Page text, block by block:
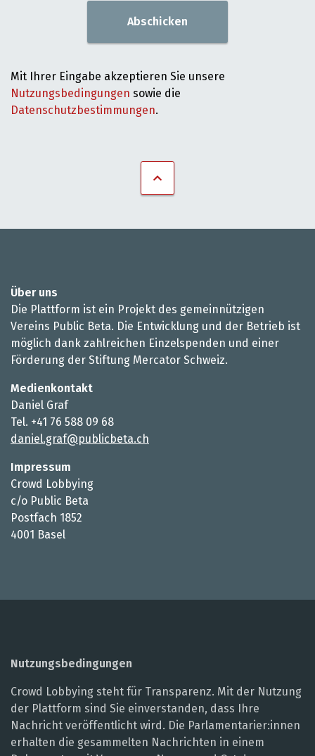
Abschicken
Mit Ihrer Eingabe akzeptieren Sie unsere
Nutzungsbedingungen sowie die
Datenschutzbestimmungen.
Über uns
Die Plattform ist ein Projekt des gemeinnützigen
Vereins Public Beta. Die Entwicklung und der Betrieb ist
möglich dank zahlreichen Einzelspenden und einer
Förderung der Stiftung Mercator Schweiz.
Medienkontakt
Daniel Graf
Tel. +41 76 588 09 68
daniel.graf@publicbeta.ch
Impressum
Crowd Lobbying
c/o Public Beta
Postfach 1852
4001 Basel
Nutzungsbedingungen
Crowd Lobbying steht für Transparenz. Mit der Nutzung
der Plattform sind Sie einverstanden, dass Ihre
Nachricht veröffentlicht wird. Die Parlamentarier:innen
erhalten die gesammelten Nachrichten in einem